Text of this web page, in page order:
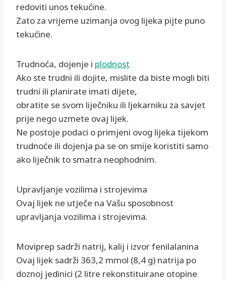
redoviti unos tekućine.
Zato za vrijeme uzimanja ovog lijeka pijte puno
tekućine.
Trudnoća, dojenje i plodnost
Ako ste trudni ili dojite, mislite da biste mogli biti
trudni ili planirate imati dijete,
obratite se svom liječniku ili ljekarniku za savjet
prije nego uzmete ovaj lijek.
Ne postoje podaci o primjeni ovog lijeka tijekom
trudnoće ili dojenja pa se on smije koristiti samo
ako liječnik to smatra neophodnim.
Upravljanje vozilima i strojevima
Ovaj lijek ne utječe na Vašu sposobnost
upravljanja vozilima i strojevima.
Moviprep sadrži natrij, kalij i izvor fenilalanina
Ovaj lijek sadrži 363,2 mmol (8,4 g) natrija po
doznoj jedinici (2 litre rekonstituirane otopine